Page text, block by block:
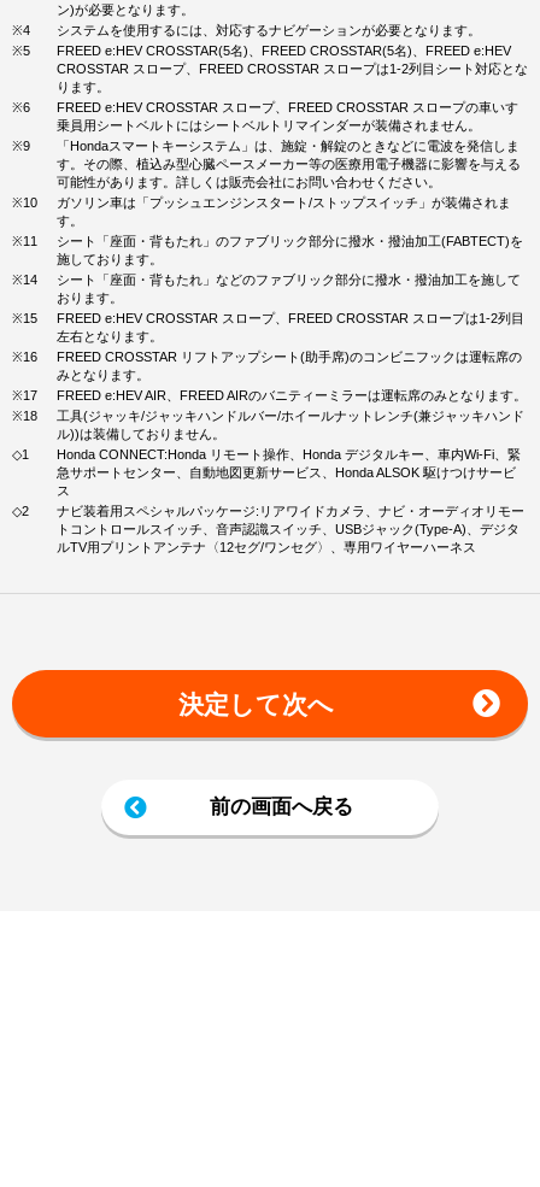
ン)が必要となります。
※4
システムを使用するには、対応するナビゲーションが必要となります。
※5
FREED e:HEV CROSSTAR(5名)、FREED CROSSTAR(5名)、FREED e:HEV
CROSSTAR スロープ、FREED CROSSTAR スロープは1-2列目シート対応とな
ります。
※6
FREED e:HEV CROSSTAR スロープ、FREED CROSSTAR スロープの車いす
乗員用シートベルトにはシートベルトリマインダーが装備されません。
※9
「Hondaスマートキーシステム」は、施錠・解錠のときなどに電波を発信しま
す。その際、植込み型心臓ペースメーカー等の医療用電子機器に影響を与える
可能性があります。詳しくは販売会社にお問い合わせください。
※10
ガソリン車は「プッシュエンジンスタート/ストップスイッチ」が装備されま
す。
※11
シート「座面・背もたれ」のファブリック部分に撥水・撥油加工(FABTECT)を
施しております。
※14
シート「座面・背もたれ」などのファブリック部分に撥水・撥油加工を施して
おります。
※15
FREED e:HEV CROSSTAR スロープ、FREED CROSSTAR スロープは1-2列目
左右となります。
※16
FREED CROSSTAR リフトアップシート(助手席)のコンビニフックは運転席の
みとなります。
※17
FREED e:HEV AIR、FREED AIRのバニティーミラーは運転席のみとなります。
※18
工具(ジャッキ/ジャッキハンドルバー/ホイールナットレンチ(兼ジャッキハンド
ル))は装備しておりません。
◇1
Honda CONNECT:Honda リモート操作、Honda デジタルキー、車内Wi-Fi、緊
急サポートセンター、自動地図更新サービス、Honda ALSOK 駆けつけサービ
ス
◇2
ナビ装着用スペシャルパッケージ:リアワイドカメラ、ナビ・オーディオリモー
トコントロールスイッチ、音声認識スイッチ、USBジャック(Type-A)、デジタ
ルTV用プリントアンテナ〈12セグ/ワンセグ〉、専用ワイヤーハーネス
決定して次へ
前の画面へ戻る